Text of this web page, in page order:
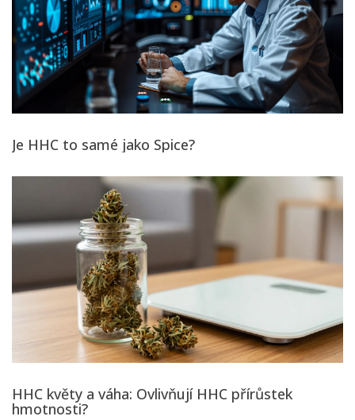
Je HHC to samé jako Spice?
HHC květy a váha: Ovlivňují HHC přírůstek
hmotnosti?